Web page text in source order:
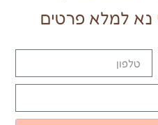
נא למלא פרטים